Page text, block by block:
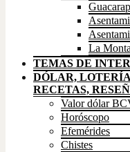
La
TEMAS DE
DÓLAR,
RECETAS,
Valor dólar
Horóscopo
Efemérides
Chistes